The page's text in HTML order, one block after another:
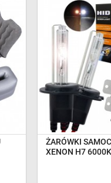
ŻARÓWKI
XENON H7 6000K
OCZEKIWANIE